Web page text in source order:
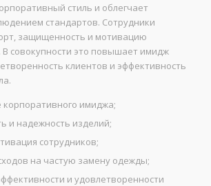
стиль и облегчает
стандартов. Сотрудники
защищенность и мотивацию
совокупности это повышает имидж
клиентов и эффективность
имиджа;
и надежность изделий;
сотрудников;
на частую замену одежды;
и удовлетворенности